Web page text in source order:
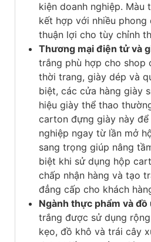
kiện doanh nghiệp. Màu
kết hợp với nhiều
thuận lợi cho tùy chỉnh
Thương mại điện tử và
trắng phù hợp cho shop
thời trang, giày dép và
biệt, các cửa hàng giày
hiệu giày thể thao
carton đựng giày này
nghiệp ngay từ lần mở
sang trọng giúp nâng
biệt khi sử dụng hộp
chấp nhận hàng và tạo
đẳng cấp cho khách
Ngành thực phẩm và đồ
trắng được sử dụng
kẹo, đồ khô và trái cây